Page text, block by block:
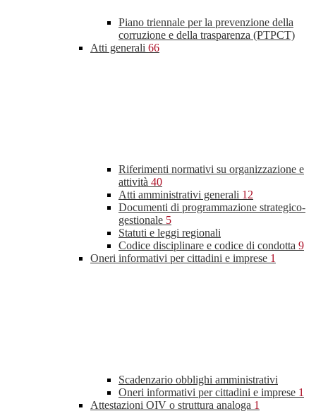
Piano triennale per la prevenzione della
corruzione e della trasparenza (PTPCT)
Atti generali 66
Riferimenti normativi su organizzazione e
attività 40
Atti amministrativi generali 12
Documenti di programmazione strategico-
gestionale 5
Statuti e leggi regionali
Codice disciplinare e codice di condotta 9
Oneri informativi per cittadini e imprese 1
Scadenzario obblighi amministrativi
Oneri informativi per cittadini e imprese 1
Attestazioni OIV o struttura analoga 1